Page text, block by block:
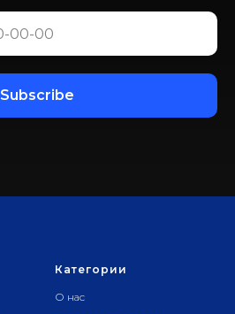
Subscribe
Категории
О нас